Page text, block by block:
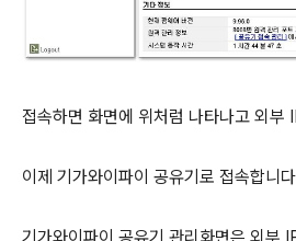
접속하면 화면에 위처럼 나타나고 외부
이제 기가와이파이 공유기로 접속합니